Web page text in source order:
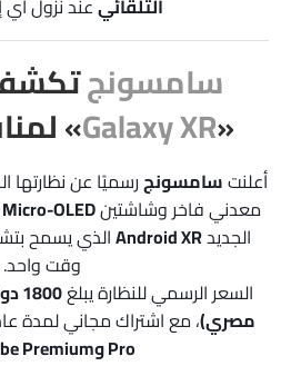
التلقائيعند نزول أي
سامسونج
«
Galaxy XR
»
أعلنتسامسونجرسميًا عن نظارتها
معدني فاخر وشاشتينMicro-OLED بدقة 4K
الجديدAndroid XRالذي يسمح
وقت واحد.
السعر الرسمي للنظارة يبلغ
مصري)، مع اشتراك مجاني لمدة
Pro وYouTube Premium